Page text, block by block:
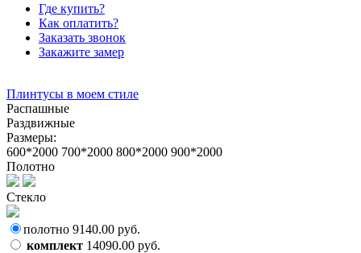
Где купить?
Как оплатить?
Заказать звонок
Закажите замер
Плинтусы в моем стиле
Распашные
Раздвижные
Размеры:
600*2000 700*2000 800*2000 900*2000
Полотно
Стекло
полотно 9140.00 руб.
комплект 14090.00 руб.